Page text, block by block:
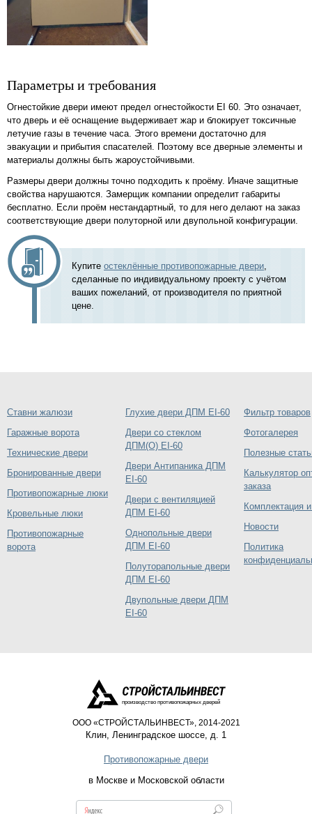
Параметры и требования
Огнестойкие двери имеют предел огнестойкости EI 60. Это означает,
что дверь и её оснащение выдерживает жар и блокирует токсичные
летучие газы в течение часа. Этого времени достаточно для
эвакуации и прибытия спасателей. Поэтому все дверные элементы и
материалы должны быть жароустойчивыми.
Размеры двери должны точно подходить к проёму. Иначе защитные
свойства нарушаются. Замерщик компании определит габариты
бесплатно. Если проём нестандартный, то для него делают на заказ
соответствующие двери полуторной или двупольной конфигурации.
Купите остеклённые противопожарные двери
сделанные по индивидуальному проекту с учётом
ваших пожеланий, от производителя по приятной
цене.
Ставни жалюзи
Гаражные ворота
Технические двери
Бронированные двери
Противопожарные люки
Кровельные люки
Противопожарные
ворота
Глухие двери ДПМ EI-60
Двери со стеклом
ДПМ(О) EI-60
Двери Антипаника ДПМ
EI-60
Двери с вентиляцией
ДПМ EI-60
Однопольные двери
ДПМ EI-60
Полуторапольные двери
ДПМ EI-60
Двупольные двери ДПМ
EI-60
Фильтр товаров
Фотогалерея
Полезные
Калькулятор
заказа
Комплектация
Новости
Политика
производство противопожарных дверей
ООО «СТРОЙСТАЛЬИНВЕСТ», 2014-2021
Клин, Ленинградское шоссе, д. 1
Противопожарные двери
в Москве и Московской области